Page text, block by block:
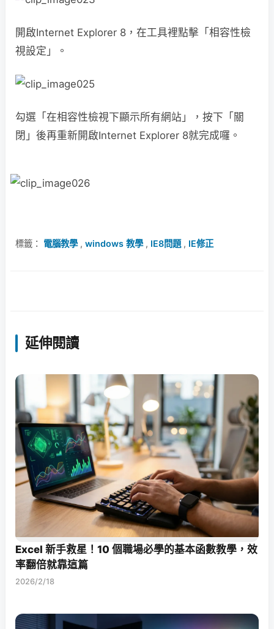
開啟Internet Explorer 8，在工具裡點擊「相容性檢
視設定」。
勾選「在相容性檢視下顯示所有網站」，按下「關
閉」後再重新開啟Internet Explorer 8就完成囉。
標籤： 電腦教學, windows 教學, IE8問題, IE修正
延伸閱讀
Excel 新手救星！10 個職場必學的基本函數教學，效
率翻倍就靠這篇
2026/2/18